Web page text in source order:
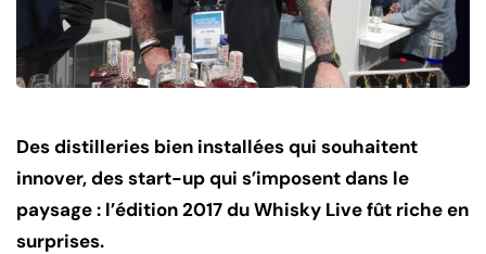
Des distilleries bien installées qui souhaitent
innover, des start-up qui s’imposent dans le
paysage : l’édition 2017 du Whisky Live fût riche en
surprises.